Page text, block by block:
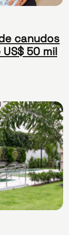
canudos
50 mil